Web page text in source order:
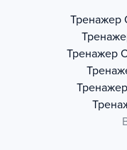
Тренажер
Тренажер
Тренажер